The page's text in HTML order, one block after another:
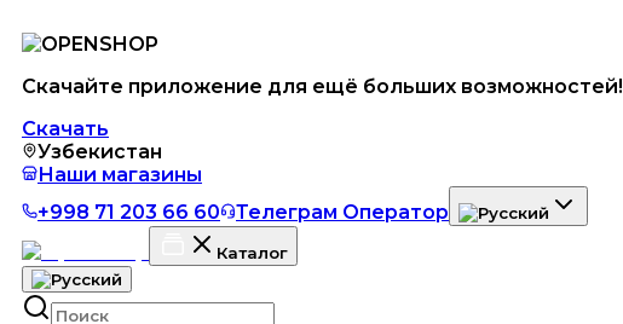
Скачайте приложение для ещё больших возможностей!
Скачать
Узбекистан
Наши магазины
+998 71 203 66 60
Телеграм Оператор
Каталог